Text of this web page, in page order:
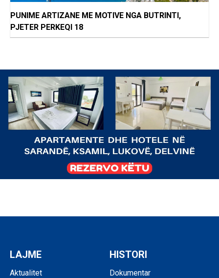
PUNIME ARTIZANE ME MOTIVE NGA BUTRINTI,
PJETER PERKEQI 18
LAJME
Aktualitet
HISTORI
Dokumentar